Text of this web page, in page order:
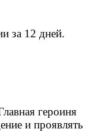
за 12 дней.
героиня
и проявлять